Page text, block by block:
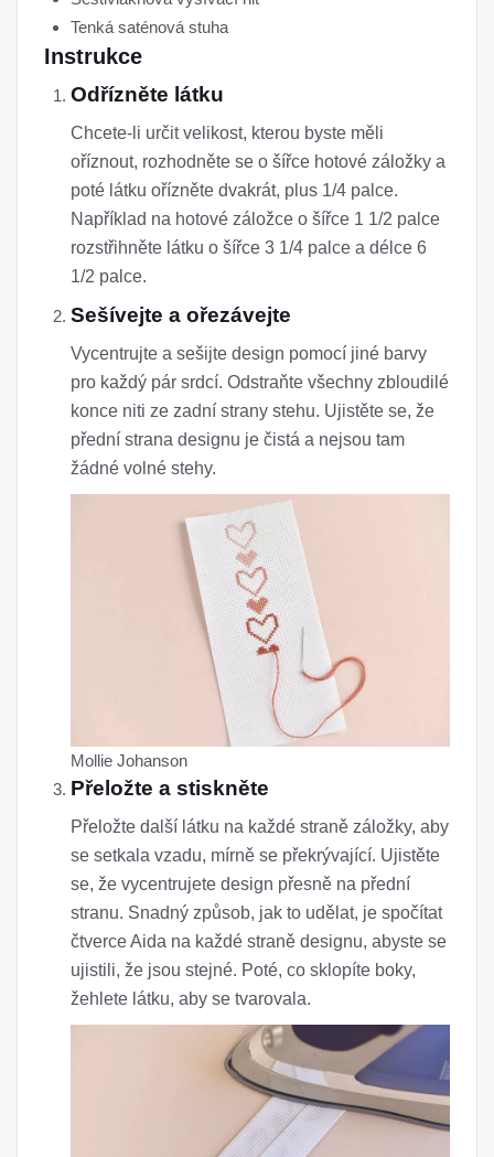
Tenká saténová stuha
Instrukce
Odřízněte látku
Chcete-li určit velikost, kterou byste měli
oříznout, rozhodněte se o šířce hotové záložky a
poté látku ořízněte dvakrát, plus 1/4 palce.
Například na hotové záložce o šířce 1 1/2 palce
rozstřihněte látku o šířce 3 1/4 palce a délce 6
1/2 palce.
Sešívejte a ořezávejte
Vycentrujte a sešijte design pomocí jiné barvy
pro každý pár srdcí. Odstraňte všechny zbloudilé
konce niti ze zadní strany stehu. Ujistěte se, že
přední strana designu je čistá a nejsou tam
žádné volné stehy.
Mollie Johanson
Přeložte a stiskněte
Přeložte další látku na každé straně záložky, aby
se setkala vzadu, mírně se překrývající. Ujistěte
se, že vycentrujete design přesně na přední
stranu. Snadný způsob, jak to udělat, je spočítat
čtverce Aida na každé straně designu, abyste se
ujistili, že jsou stejné. Poté, co sklopíte boky,
žehlete látku, aby se tvarovala.